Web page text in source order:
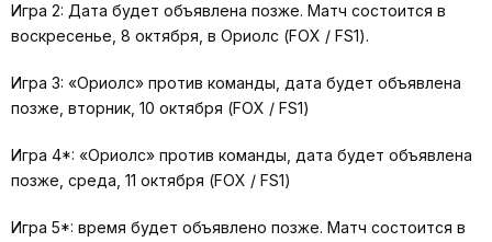
Игра 2: Дата будет объявлена позже. Матч состоится в
воскресенье, 8 октября, в Ориолс (FOX / FS1).
Игра 3: «Ориолс» против команды, дата будет объявлена
позже, вторник, 10 октября (FOX / FS1)
Игра 4*: «Ориолс» против команды, дата будет объявлена
позже, среда, 11 октября (FOX / FS1)
Игра 5*: время будет объявлено позже. Матч состоится в